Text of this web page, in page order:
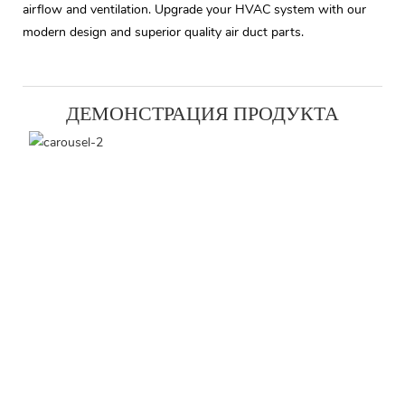
airflow and ventilation. Upgrade your HVAC system with our
modern design and superior quality air duct parts.
ДЕМОНСТРАЦИЯ ПРОДУКТА